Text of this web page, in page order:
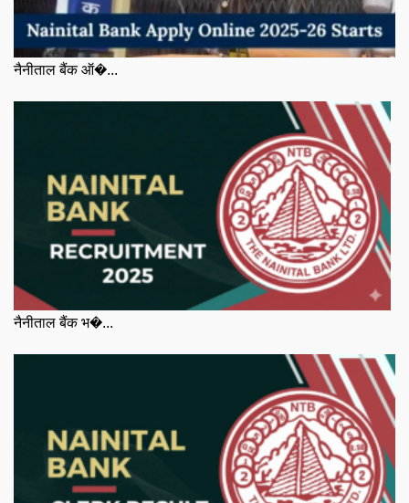
नैनीताल बैंक ऑ�...
नैनीताल बैंक भ�...